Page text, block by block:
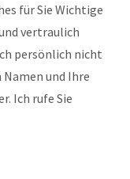
für Sie Wichtige
vertraulich
persönlich nicht
und Ihre
Ich rufe Sie